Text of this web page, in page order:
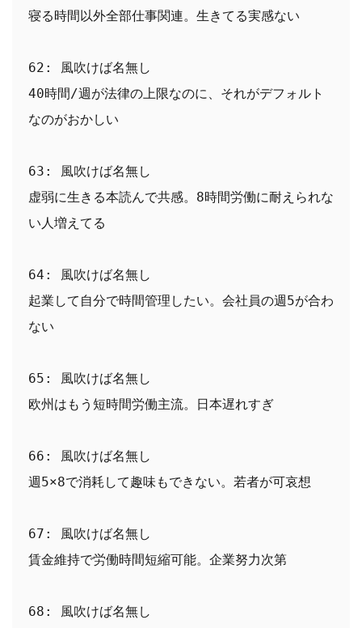
寝る時間以外全部仕事関連。生きてる実感ない
62: 風吹けば名無し
40時間/週が法律の上限なのに、それがデフォルト
なのがおかしい
63: 風吹けば名無し
虚弱に生きる本読んで共感。8時間労働に耐えられな
い人増えてる
64: 風吹けば名無し
起業して自分で時間管理したい。会社員の週5が合わ
ない
65: 風吹けば名無し
欧州はもう短時間労働主流。日本遅れすぎ
66: 風吹けば名無し
週5×8で消耗して趣味もできない。若者が可哀想
67: 風吹けば名無し
賃金維持で労働時間短縮可能。企業努力次第
68: 風吹けば名無し